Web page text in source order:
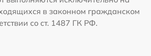
в законном гражданском
со ст. 1487 ГК РФ.